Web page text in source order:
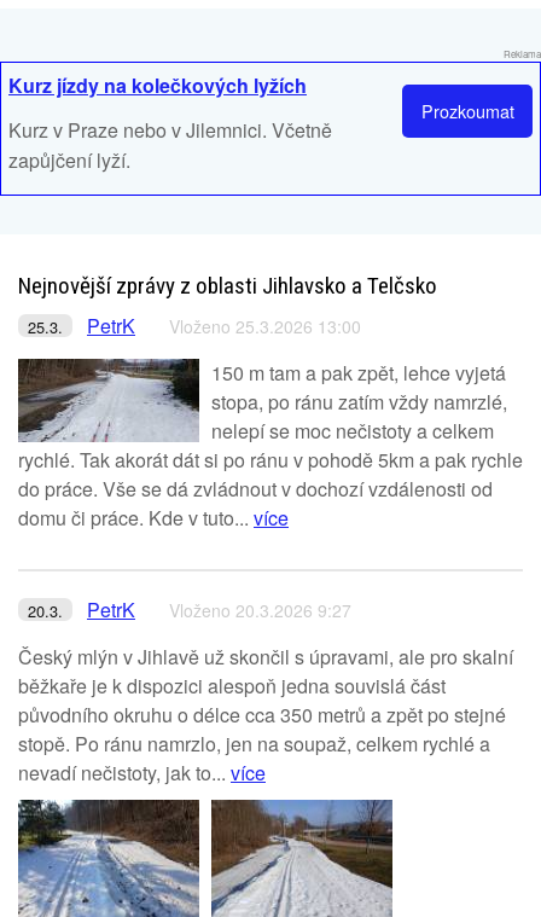
Reklama
Prozkoumat
Kurz jízdy na kolečkových lyžích
Kurz v Praze nebo v Jilemnici. Včetně
zapůjčení lyží.
Nejnovější zprávy z oblasti Jihlavsko a Telčsko
25.3. PetrK Vloženo 25.3.2026 13:00
150 m tam a pak zpět, lehce vyjetá
stopa, po ránu zatím vždy namrzlé,
nelepí se moc nečistoty a celkem
rychlé. Tak akorát dát si po ránu v pohodě 5km a pak rychle
do práce. Vše se dá zvládnout v dochozí vzdálenosti od
domu či práce. Kde v tuto... více
20.3. PetrK Vloženo 20.3.2026 9:27
Český mlýn v Jihlavě už skončil s úpravami, ale pro skalní
běžkaře je k dispozici alespoň jedna souvislá část
původního okruhu o délce cca 350 metrů a zpět po stejné
stopě. Po ránu namrzlo, jen na soupaž, celkem rychlé a
nevadí nečistoty, jak to... více